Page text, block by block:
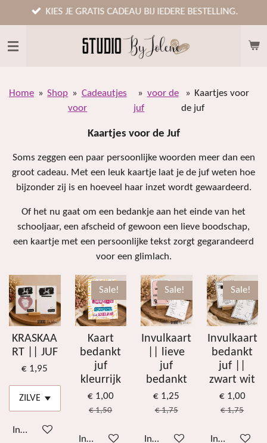
direct
naar
KIES JE GRATIS CADEAU BIJ IEDERE BESTELLING.
Home » Shop » Cadeautjes
voor
» voor de
juf
» Kaartjes voor
de juf
Kaartjes voor de Juf
Soms zeggen een paar persoonlijke woorden meer dan een
groot cadeau. Met een leuk kaartje laat je de juf weten hoe
bijzonder zij is en hoeveel haar inzet wordt gewaardeerd.
Of het nu gaat om een bedankje aan het einde van het
schooljaar, een afscheid of gewoon een lieve boodschap,
een kaartje met een persoonlijke tekst zorgt gegarandeerd
voor een glimlach.
KRASKAA
RT || JUF
€ 1,95
In winkelwagen
Sale!
Kaart
bedankt
juf
kleurrijk
€ 1,00
€ 1,50
In winkelwagen
Sale!
Invulkaart
|| lieve
juf
bedankt
€ 1,25
€ 1,75
In winkelwagen
Sale!
Invulkaart
bedankt
juf ||
zwart wit
€ 1,00
€ 1,75
In